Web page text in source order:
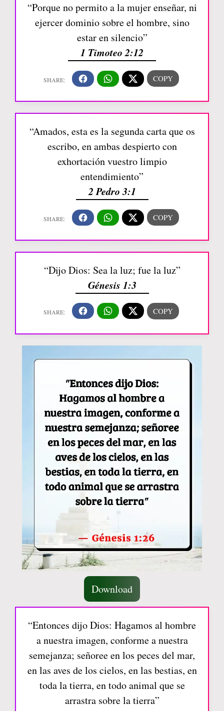
“Porque no permito a la mujer enseñar, ni
ejercer dominio sobre el hombre, sino
estar en silencio”
1 Timoteo 2:12
“Amados, esta es la segunda carta que os
escribo, en ambas despierto con
exhortación vuestro limpio
entendimiento”
2 Pedro 3:1
“Dijo Dios: Sea la luz; fue la luz”
Génesis 1:3
Download
“Entonces dijo Dios: Hagamos al hombre
a nuestra imagen, conforme a nuestra
semejanza; señoree en los peces del mar,
en las aves de los cielos, en las bestias, en
toda la tierra, en todo animal que se
arrastra sobre la tierra”